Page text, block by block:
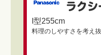
ラクシ
I型255cm
料理のしやすさを考え